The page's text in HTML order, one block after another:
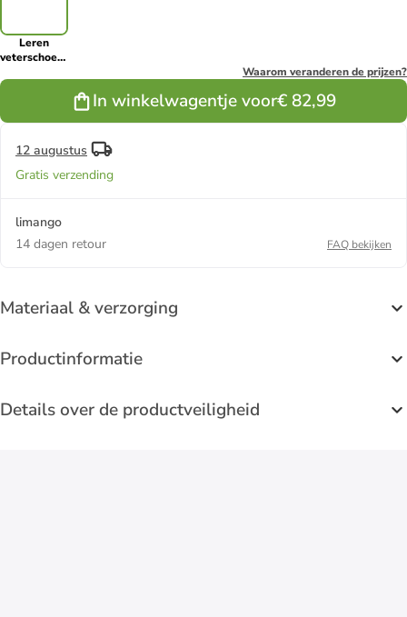
Leren
veterschoenen
Waarom veranderen de prijzen?
In winkelwagentje voor€ 82,99
12 augustus
Gratis verzending
limango
14 dagen retour
FAQ bekijken
Materiaal & verzorging
Productinformatie
Details over de productveiligheid